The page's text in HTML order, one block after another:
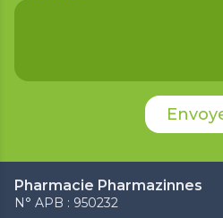
Pharmacie Pharmazinnes
N° APB : 950232